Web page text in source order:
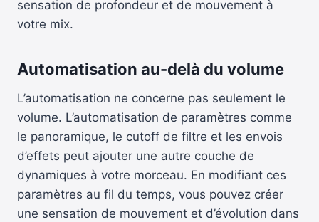
sensation de profondeur et de mouvement à
votre mix.
Automatisation au-delà du volume
L’automatisation ne concerne pas seulement le
volume. L’automatisation de paramètres comme
le panoramique, le cutoff de filtre et les envois
d’effets peut ajouter une autre couche de
dynamiques à votre morceau. En modifiant ces
paramètres au fil du temps, vous pouvez créer
une sensation de mouvement et d’évolution dans